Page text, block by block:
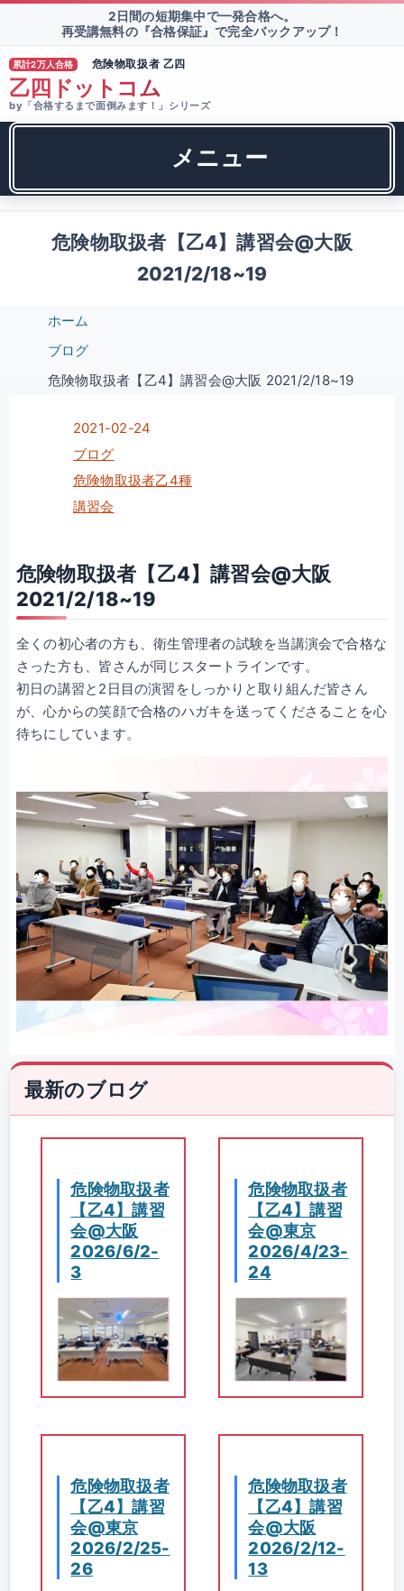
2日間の短期集中で一発合格へ。
再受講無料の『合格保証』で完全バックアップ！
累計2万人合格 危険物取扱者 乙四
乙四ドットコム
by「合格するまで面倒みます！」シリーズ
メニュー
危険物取扱者【乙4】講習会@大阪
2021/2/18~19
ホーム
ブログ
危険物取扱者【乙4】講習会@大阪 2021/2/18~19
2021-02-24
ブログ
危険物取扱者乙4種
講習会
危険物取扱者【乙4】講習会@大阪
2021/2/18~19
全くの初心者の方も、衛生管理者の試験を当講演会で合格な
さった方も、皆さんが同じスタートラインです。
初日の講習と2日目の演習をしっかりと取り組んだ皆さん
が、心からの笑顔で合格のハガキを送ってくださることを心
待ちにしています。
最新のブログ
危険物取扱者
【乙4】講習
会@大阪
2026/6/2-
3
危険物取扱者
【乙4】講習
会@東京
2026/4/23-
24
危険物取扱者
【乙4】講習
会@東京
2026/2/25-
26
危険物取扱者
【乙4】講習
会@大阪
2026/2/12-
13